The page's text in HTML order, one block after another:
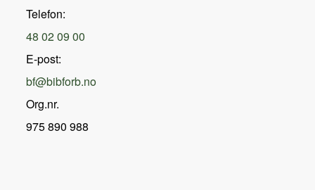
Telefon:
48 02 09 00
E-post:
bf@bibforb.no
Org.nr.
975 890 988